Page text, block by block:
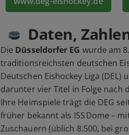
Daten,
Die Düsseldorfer EG wurde am
traditionsreichsten deutschen
Deutschen Eishockey Liga
darunter vier Titel in Folge nach
Ihre Heimspiele trägt die DEG
früher bekannt als ISS Dome –
Zuschauern (üblich 8.500, bei